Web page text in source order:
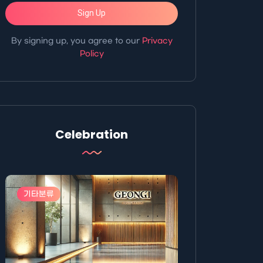
Sign Up
By signing up, you agree to our Privacy
Policy
Celebration
기타분류